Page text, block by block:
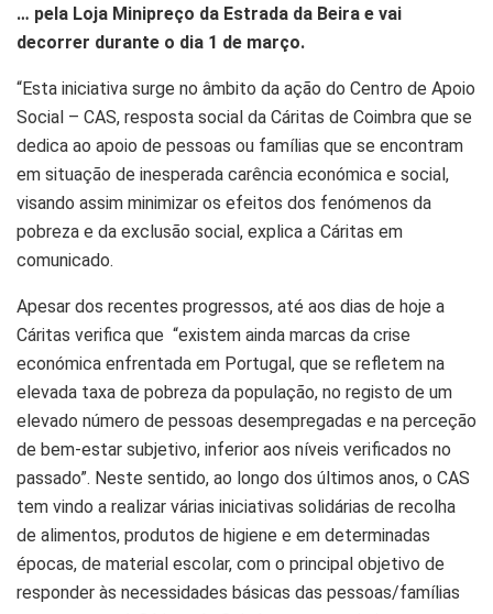
… pela Loja Minipreço da Estrada da Beira e vai
decorrer durante o dia 1 de março.
“Esta iniciativa surge no âmbito da ação do Centro de Apoio
Social – CAS, resposta social da Cáritas de Coimbra que se
dedica ao apoio de pessoas ou famílias que se encontram
em situação de inesperada carência económica e social,
visando assim minimizar os efeitos dos fenómenos da
pobreza e da exclusão social, explica a Cáritas em
comunicado.
Apesar dos recentes progressos, até aos dias de hoje a
Cáritas verifica que “existem ainda marcas da crise
económica enfrentada em Portugal, que se refletem na
elevada taxa de pobreza da população, no registo de um
elevado número de pessoas desempregadas e na perceção
de bem-estar subjetivo, inferior aos níveis verificados no
passado”. Neste sentido, ao longo dos últimos anos, o CAS
tem vindo a realizar várias iniciativas solidárias de recolha
de alimentos, produtos de higiene e em determinadas
épocas, de material escolar, com o principal objetivo de
responder às necessidades básicas das pessoas/famílias